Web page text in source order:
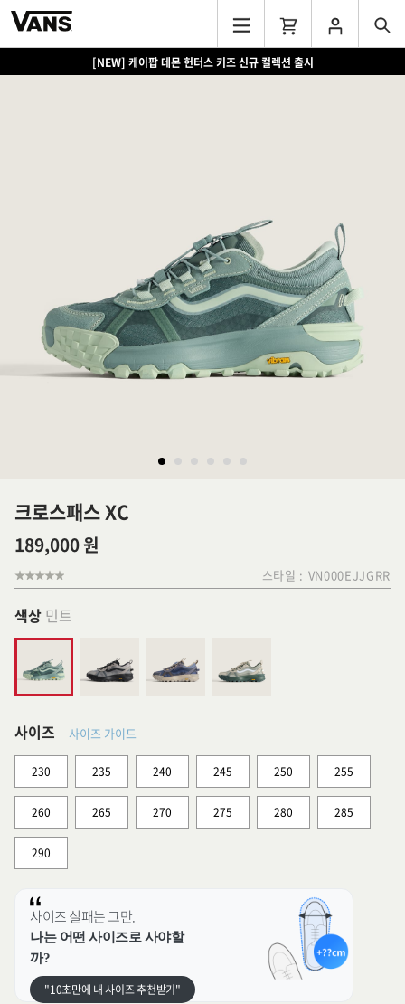
[NEW] 케이팝 데몬 헌터스 키즈 신규 컬렉션 출시
크로스패스 XC
189,000 원
스타일 : VN000EJJGRR
색상 민트
사이즈 사이즈 가이드
230 235 240 245 250 255
260 265 270 275 280 285
290
사이즈 실패는 그만.
나는 어떤 사이즈로 사야할
까?
"10초만에 내 사이즈 추천받기"